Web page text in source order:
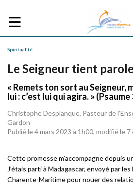
Spiritualité
Le Seigneur tient parole
« Remets ton sort au Seigneur,
lui : c’est lui qui agira. » (Psaume
Christophe Desplanque, Pasteur de
Gardon
Publié le 4 mars 2023 à 1h00, modifié le
Cette promesse m’accompagne depuis
J’étais parti à Madagascar, envoyé par
Charente-Maritime pour nouer des